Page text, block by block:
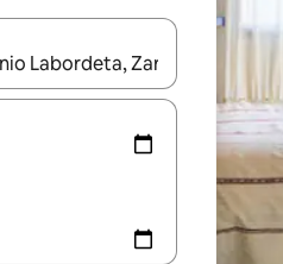
ಡೌನ್ ಬಾಣದ ಕೀಲಿಗಳೊಂದಿಗೆ